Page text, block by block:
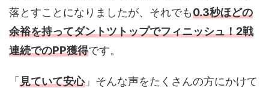
落とすことになりましたが、それでも0.3秒ほどの
余裕を持ってダントツトップでフィニッシュ！2戦
連続でのPP獲得です。
「 見ていて安心」そんな声をたくさんの方にかけて